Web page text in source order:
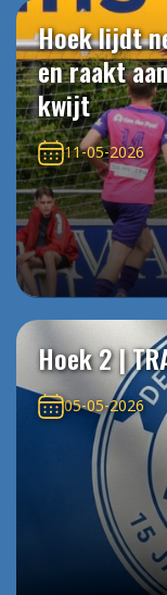
Hoek lijdt
en raakt
kwijt
11-05-2026
Hoek 2 |
05-05-2026